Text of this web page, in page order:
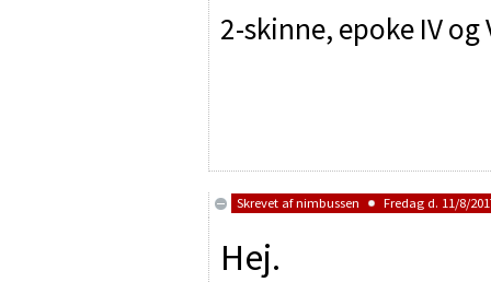
2-skinne, epoke IV og
Skrevet afnimbussen Fredag d. 11/8/
Hej.